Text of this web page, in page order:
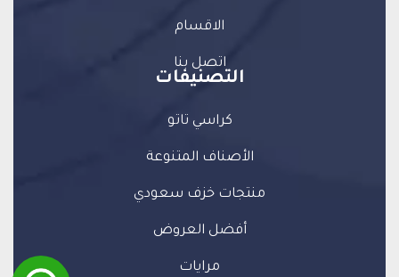
الاقسام
اتصل بنا
التصنيفات
كراسي تاتو
الأصناف المتنوعة
منتجات خزف سعودي
أفضل العروض
مرايات